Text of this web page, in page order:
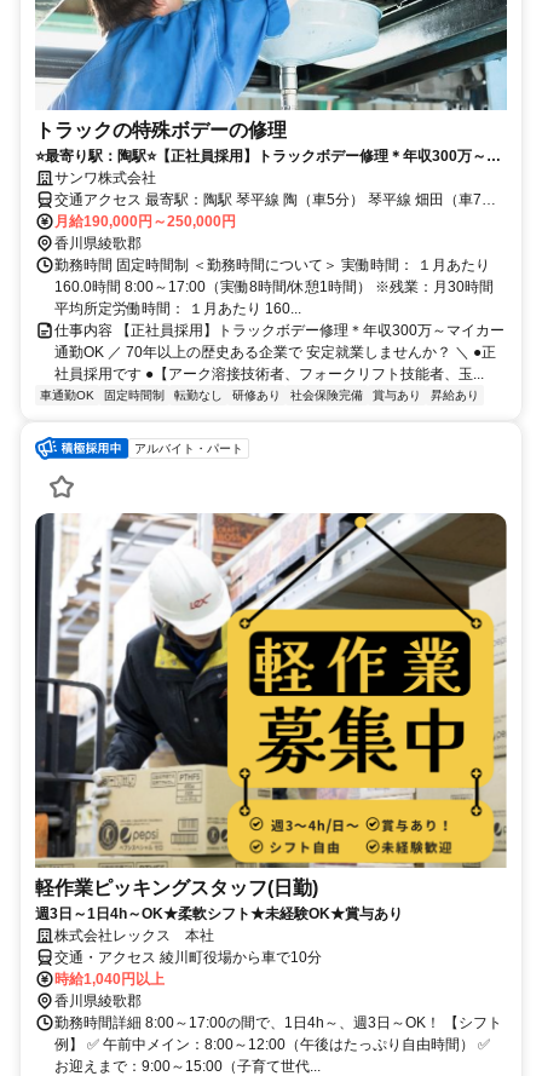
トラックの特殊ボデーの修理
⭐️最寄り駅：陶駅⭐️【正社員採用】トラックボデー修理＊年収300万～マ
イカー通勤OK
サンワ株式会社
交通アクセス 最寄駅：陶駅 琴平線 陶（車5分） 琴平線 畑田（車7
分） ＜車通勤OKです／当面の間転勤なし＞
月給190,000円～250,000円
香川県綾歌郡
勤務時間 固定時間制 ＜勤務時間について＞ 実働時間： １月あたり
160.0時間 8:00～17:00（実働8時間/休憩1時間） ※残業：月30時間
平均所定労働時間： １月あたり 160...
仕事内容 【正社員採用】トラックボデー修理＊年収300万～マイカー
通勤OK ／ 70年以上の歴史ある企業で 安定就業しませんか？ ＼ ●正
社員採用です ●【アーク溶接技術者、フォークリフト技能者、玉...
車通勤OK 固定時間制 転勤なし 研修あり 社会保険完備 賞与あり 昇給あり
アルバイト・パート
軽作業ピッキングスタッフ(日勤)
週3日～1日4h～OK★柔軟シフト★未経験OK★賞与あり
株式会社レックス 本社
交通・アクセス 綾川町役場から車で10分
時給1,040円以上
香川県綾歌郡
勤務時間詳細 8:00～17:00の間で、1日4h～、週3日～OK！ 【シフト
例】 ✅ 午前中メイン：8:00～12:00（午後はたっぷり自由時間） ✅
お迎えまで：9:00～15:00（子育て世代...